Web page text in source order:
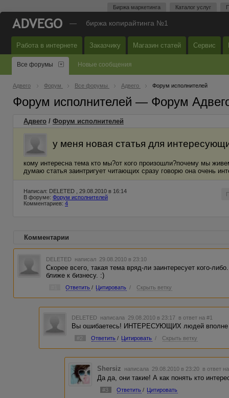
Биржа маркетинга Каталог услуг
— биржа копирайтинга №1
Работа в интернете Заказчику Магазин статей Сервис
Все форумы Новые сообщения
Адвего Форум Все форумы Адвего Форум исполнителей
Форум исполнителей — Форум
Адвего / Форум исполнителей
у меня новая статья для
кому интересна тема кто мы?от кого произошли?почему мы
думаю статья заинтригует читающих сразу говорю она очень
Написал: DELETED , 29.08.2010 в 16:14
В форуме: Форум исполнителей
Комментариев: 4
Комментарии
DELETED написал 29.08.2010 в 23:10
Скорее всего, такая тема вряд-ли заинтересует кого-
ближе к бизнесу. :)
Ответить / Цитировать / Скрыть ветку
DELETED написала 29.08.2010 в 23:17 в ответ на #1
Вы ошибаетесь! ИНТЕРЕСУЮЩИХ людей вполне
#2 Ответить / Цитировать / Скрыть ветку
Shersiz написала 29.08.2010 в 23:20 в ответ
Да да, они такие! А как понять кто
#3 Ответить / Цитировать